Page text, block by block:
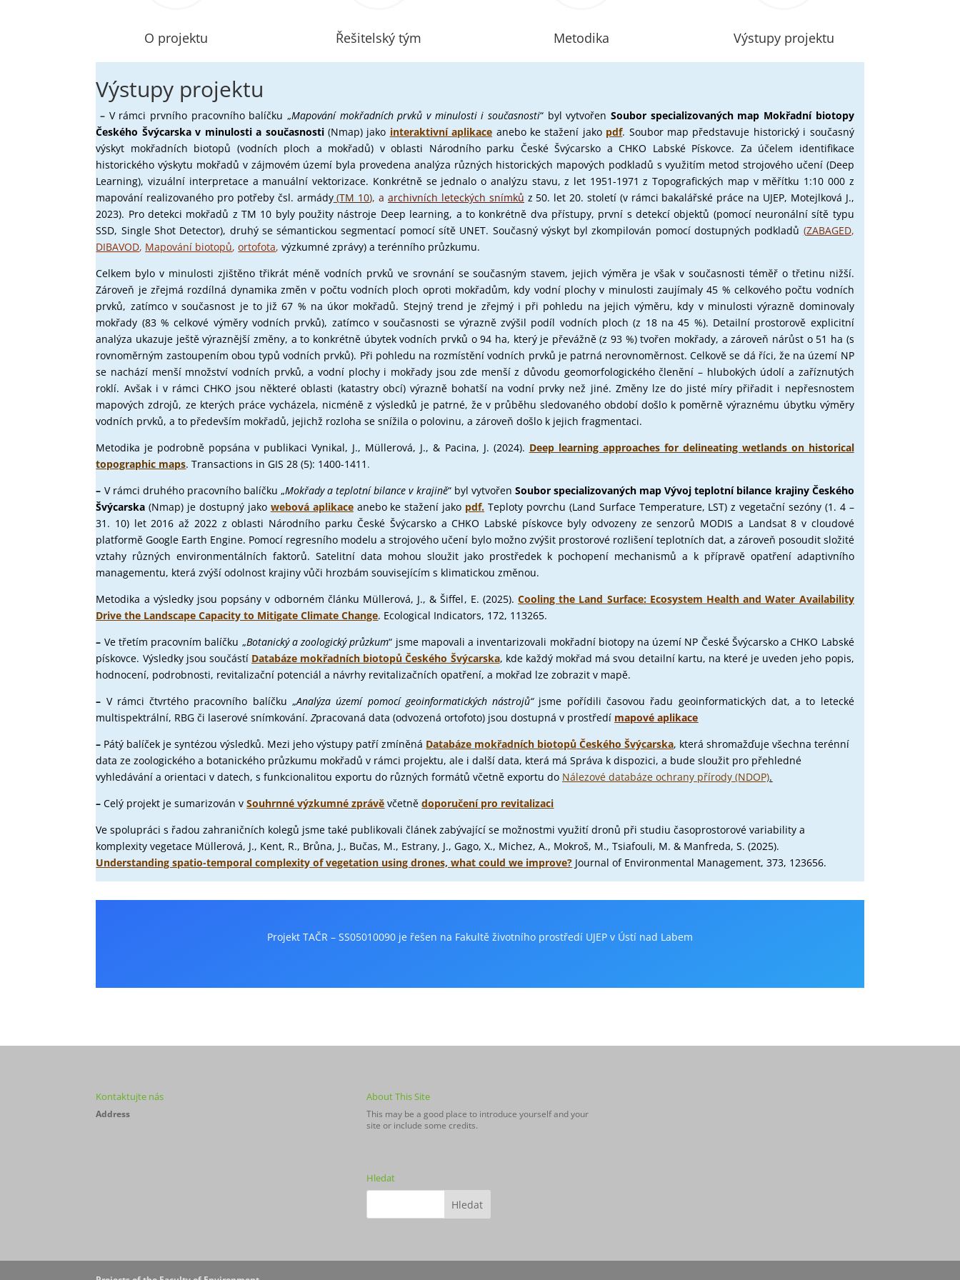
O projektu Řešitelský tým Metodika Výstupy projektu
Výstupy projektu
– V rámci prvního pracovního balíčku „Mapování mokřadních prvků v minulosti i současnosti“ byl vytvořen Souborspecializovaných map Mokřadní biotopy
Českého Švýcarska v minulosti a současnosti(Nmap) jako interaktivní aplikace anebo ke stažení jako pdf. Soubor map představuje historický i současný
výskyt mokřadních biotopů (vodních ploch a mokřadů) v oblasti Národního parku České Švýcarsko a CHKO Labské Pískovce. Za účelem identifikace
historického výskytu mokřadů v zájmovém území byla provedena analýza různých historických mapových podkladů s využitím metod strojového učení (Deep
Learning), vizuální interpretace a manuální vektorizace. Konkrétně se jednalo o analýzu stavu, z let 1951-1971 z Topografických map v měřítku 1:10 000 z
mapování realizovaného pro potřeby čsl. armády(TM 10), a archivních leteckých snímků z 50. let 20. století (v rámci bakalářské práce na UJEP, Motejlková J.,
2023). Pro detekci mokřadů z TM 10 byly použity nástroje Deep learning, a to konkrétně dva přístupy, první s detekcí objektů (pomocí neuronální sítě typu
SSD, Single Shot Detector), druhý se sémantickou segmentací pomocí sítě UNET. Současný výskyt byl zkompilován pomocí dostupných podkladů (ZABAGED,
DIBAVOD, Mapování biotopů,ortofota, výzkumné zprávy) a terénního průzkumu.
Celkem bylo v minulostizjištěno třikrát méně vodních prvků ve srovnání se současným stavem, jejich výměra je však v současnosti téměř o třetinu nižší.
Zároveň je zřejmá rozdílná dynamika změn v počtu vodních ploch oproti mokřadům, kdy vodní plochy v minulosti zaujímaly 45 % celkového počtu vodních
prvků, zatímco v současnost je to již 67 % na úkor mokřadů. Stejný trend je zřejmý i při pohledu na jejich výměru, kdy v minulosti výrazně dominovaly
mokřady (83 % celkové výměry vodních prvků), zatímco v současnosti se výrazně zvýšil podíl vodních ploch (z 18 na 45 %). Detailní prostorově explicitní
analýza ukazuje ještě výraznější změny, a to konkrétně úbytek vodních prvků o 94 ha, který je převážně (z 93 %) tvořen mokřady, a zároveň nárůst o 51 ha (s
rovnoměrným zastoupením obou typů vodních prvků). Při pohledu na rozmístění vodních prvků je patrná nerovnoměrnost. Celkově se dá říci, že na území NP
se nachází menší množství vodních prvků, a vodní plochy i mokřady jsou zde menší z důvodu geomorfologického členění – hlubokých údolí a zaříznutých
roklí. Avšak i v rámci CHKO jsou některé oblasti (katastry obcí) výrazně bohatší na vodní prvky než jiné. Změny lze do jisté míry přiřadit i nepřesnostem
mapových zdrojů, ze kterých práce vycházela, nicméně z výsledků je patrné, že v průběhu sledovaného období došlo k poměrně výraznému úbytku výměry
vodních prvků, a to především mokřadů, jejichž rozloha se snížila o polovinu, a zároveň došlo k jejich fragmentaci.
Metodika je podrobně popsána v publikaci Vynikal, J., Müllerová, J., & Pacina, J. (2024). Deep learning approaches for delineating wetlands on historical
topographic maps. Transactions in GIS 28 (5): 1400-1411 .
– V rámci druhého pracovního balíčku „Mokřady a teplotní bilance v krajině“ byl vytvořen Soubor specializovaných map Vývoj teplotní bilance krajiny Českého
Švýcarska(Nmap) je dostupný jako webová aplikaceanebo ke stažení jako pdf. Teploty povrchu (Land Surface Temperature, LST) z vegetační sezóny (1. 4 –
31. 10) let 2016 až 2022 z oblasti Národního parku České Švýcarsko a CHKO Labské pískovce byly odvozeny ze senzorů MODIS a Landsat 8 v cloudové
platformě Google Earth Engine. Pomocí regresního modelu a strojového učení bylo možno zvýšit prostorové rozlišení teplotních dat, a zároveň posoudit složité
vztahy různých environmentálních faktorů. Satelitní data mohou sloužit jako prostředek k pochopení mechanismů a k přípravě opatření adaptivního
managementu, která zvýší odolnost krajiny vůči hrozbám souvisejícím s klimatickou změnou.
Metodika a výsledky jsou popsány v odborném článku Müllerová, J., & Šiffel, E. (2025).Cooling the Land Surface: Ecosystem Health and Water Availability
Drive the Landscape Capacity to Mitigate Climate Change. Ecological Indicators, 172, 113265.
– Ve třetím pracovním balíčku „Botanický a zoologický průzkum“ jsme mapovali a inventarizovali mokřadní biotopy na území NP České Švýcarsko a CHKO Labské
pískovce. Výsledky jsou součástí Databáze mokřadních biotopů Českého Švýcarska, kde každý mokřad má svou detailní kartu, na které je uveden jeho popis,
hodnocení, podrobnosti, revitalizační potenciál a návrhy revitalizačních opatření, a mokřad lze zobrazit v mapě.
– V rámci čtvrtého pracovního balíčku „Analýza území pomocí geoinformatických nástrojů“ jsme pořídili časovou řadu geoinformatických dat, a to letecké
multispektrální, RBG či laserové snímkování.Zpracovaná data (odvozená ortofoto) jsou dostupná v prostředí mapové aplikace
– Pátý balíček je syntézou výsledků. Mezi jeho výstupy patří zmíněná Databáze mokřadních biotopů Českého Švýcarska, která shromažďuje všechna terénní
data ze zoologického a botanického průzkumu mokřadů v rámci projektu, ale i další data, která má Správa k dispozici, a bude sloužit pro přehledné
vyhledávání a orientaci v datech, s funkcionalitou exportu do různých formátů včetně exportu do Nálezové databáze ochrany přírody (NDOP).
– Celý projekt je sumarizován vSouhrnné výzkumné zprávě včetnědoporučení pro revitalizaci
Ve spolupráci s řadou zahraničních kolegů jsme také publikovali článek zabývající se možnostmi využití dronů při studiu časoprostorové variability a
komplexity vegetace Müllerová, J., Kent, R., Brůna, J., Bučas, M., Estrany, J., Gago, X., Michez, A., Mokroš, M., Tsiafouli, M. & Manfreda, S. (2025).
Understanding spatio-temporal complexity of vegetation using drones, what could we improve? Journal of Environmental Management, 373, 123656.
Projekt TAČR – SS05010090 je řešen na Fakultě životního prostředí UJEP v Ústí nad Labem
Kontaktujte nás
Address
About This Site
This may be a good place to introduce yourself and your
site or include some credits.
Hledat